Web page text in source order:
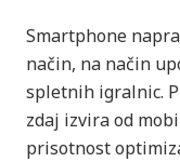
Smartphone
način, na način
spletnih igralnic.
zdaj izvira od
prisotnost